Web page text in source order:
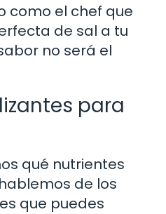
como el chef que
de sal a tu
no será el
para
qué nutrientes
de los
que puedes